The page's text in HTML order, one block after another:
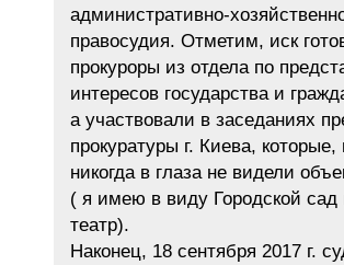
административно-
правосудия. Отметим, иск
прокуроры из отдела по
интересов государства и
а участвовали в заседаниях
прокуратуры г. Киева,
никогда в глаза не видели
( я имею в виду Городской сад
театр).
Наконец, 18 сентября 2017 г.